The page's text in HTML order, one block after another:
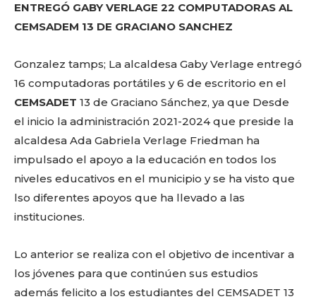
c
e
b
o
o
k
it
te
r
ai
l
a
ts
A
p
p
p
y
Li
n
k
ai
l
e
g
ra
m
m
a
rt
ir
ENTREGÓ GABY VERLAGE 22 COMPUTADORAS AL
CEMSADEM 13 DE GRACIANO SANCHEZ
Gonzalez tamps; La alcaldesa Gaby Verlage entregó
16 computadoras portátiles y 6 de escritorio en el
CEMSADET 13 de Graciano Sánchez, ya que Desde
el inicio la administración 2021-2024 que preside la
alcaldesa Ada Gabriela Verlage Friedman ha
impulsado el apoyo a la educación en todos los
niveles educativos en el municipio y se ha visto que
lso diferentes apoyos que ha llevado a las
instituciones.
Lo anterior se realiza con el objetivo de incentivar a
los jóvenes para que continúen sus estudios
además felicito a los estudiantes del CEMSADET 13